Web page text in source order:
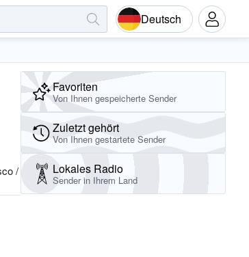
Deutsch
/ EDM DJ Mix #3
Favoriten
Von Ihnen gespeicherte Sender
Zuletzt gehört
Von Ihnen gestartete Sender
Lokales Radio
Sender in Ihrem Land